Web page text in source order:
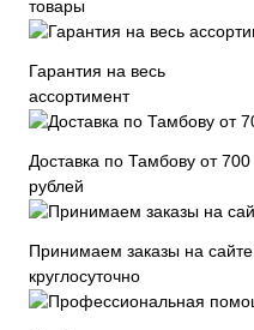
товары
Гарантия на весь
ассортимент
Доставка по Тамбову от 700
рублей
Принимаем заказы на сайте
круглосуточно